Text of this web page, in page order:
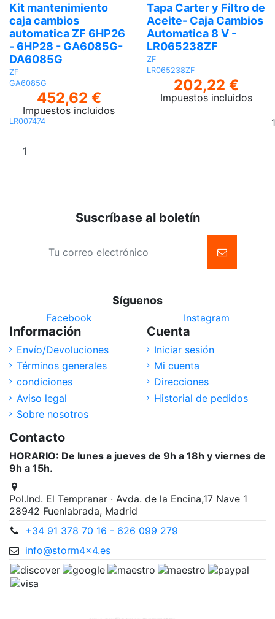
Kit mantenimiento
caja cambios
automatica ZF 6HP26
- 6HP28 - GA6085G-
DA6085G
ZF
GA6085G
452,62 €
Impuestos incluidos
LR007474
Tapa Carter y Filtro de
Aceite- Caja Cambios
Automatica 8 V -
LR065238ZF
ZF
LR065238ZF
202,22 €
Impuestos incluidos
Suscríbase al boletín
Síguenos
Facebook Instagram
Información
Envío/Devoluciones
Términos generales
condiciones
Aviso legal
Sobre nosotros
Cuenta
Iniciar sesión
Mi cuenta
Direcciones
Historial de pedidos
Contacto
HORARIO: De lunes a jueves de 9h a 18h y viernes de
9h a 15h.
Pol.Ind. El Tempranar · Avda. de la Encina,17 Nave 1
28942 Fuenlabrada, Madrid
+34 91 378 70 16 - 626 099 279
info@storm4x4.es